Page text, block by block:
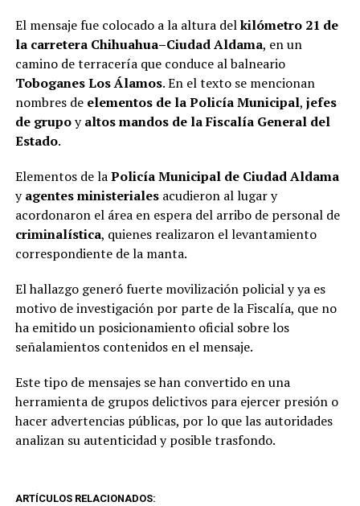
El mensaje fue colocado a la altura delkilómetro 21 de
la carretera Chihuahua–Ciudad Aldama, en un
camino de terracería que conduce al balneario
Toboganes Los Álamos. En el texto se mencionan
nombres de elementos de la Policía Municipal, jefes
de grupoyaltos mandos de la Fiscalía General del
Estado.
Elementos de laPolicía Municipal de Ciudad Aldama
yagentes ministerialesacudieron al lugar y
acordonaron el área en espera del arribo de personal de
criminalística, quienes realizaron el levantamiento
correspondiente de la manta.
El hallazgo generó fuerte movilización policial y ya es
motivo de investigación por parte de la Fiscalía, que no
ha emitido un posicionamiento oficial sobre los
señalamientos contenidos en el mensaje.
Este tipo de mensajes se han convertido en una
herramienta de grupos delictivos para ejercer presión o
hacer advertencias públicas, por lo que las autoridades
analizan su autenticidad y posible trasfondo.
ARTÍCULOS RELACIONADOS: